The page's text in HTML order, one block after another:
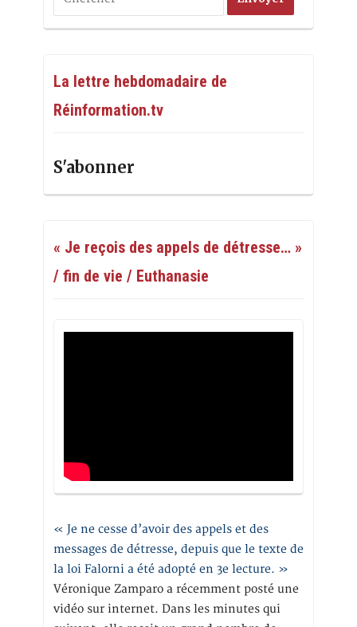
La lettre hebdomadaire de
Réinformation.tv
S'abonner
« Je reçois des appels de détresse… »
/ fin de vie / Euthanasie
« Je ne cesse d’avoir des appels et des
messages de détresse, depuis que le texte de
la loi Falorni a été adopté en 3e lecture. »
Véronique Zamparo a récemment posté une
vidéo sur internet. Dans les minutes qui